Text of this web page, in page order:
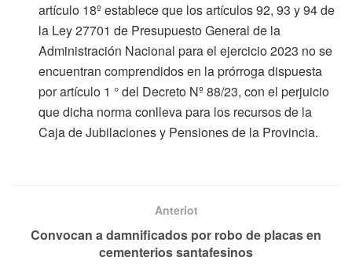
artículo 18º establece que los artículos 92, 93 y 94 de
la Ley 27701 de Presupuesto General de la
Administración Nacional para el ejercicio 2023 no se
encuentran comprendidos en la prórroga dispuesta
por artículo 1 ° del Decreto Nº 88/23, con el perjuicio
que dicha norma conlleva para los recursos de la
Caja de Jubilaciones y Pensiones de la Provincia.
Anteriot
Convocan a damnificados por robo de placas en
cementerios santafesinos